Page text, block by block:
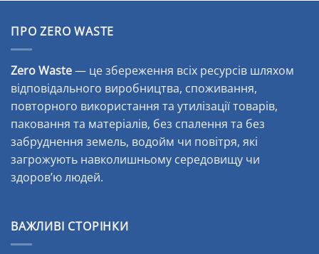
ПРО ZERO WASTE
Zero Waste— це збереження всіх ресурсів шляхом
відповідального виробництва, споживання,
повторного використання та утилізації товарів,
паковання та матеріалів, без спалення та без
забруднення земель, водойм чи повітря, які
загрожують навколишньому середовищу чи
здоров’ю людей.
ВАЖЛИВІ СТОРІНКИ